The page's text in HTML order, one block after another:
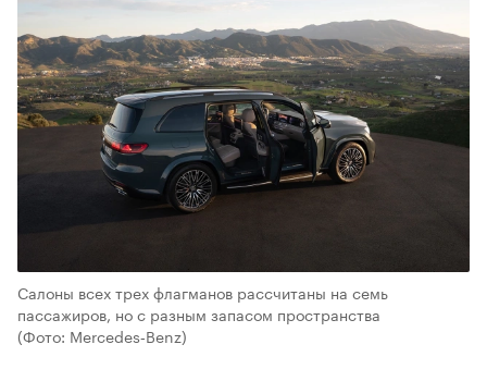
Салоны всех трех флагманов рассчитаны на семь
пассажиров, но с разным запасом пространства
(Фото: Mercedes‑Benz)